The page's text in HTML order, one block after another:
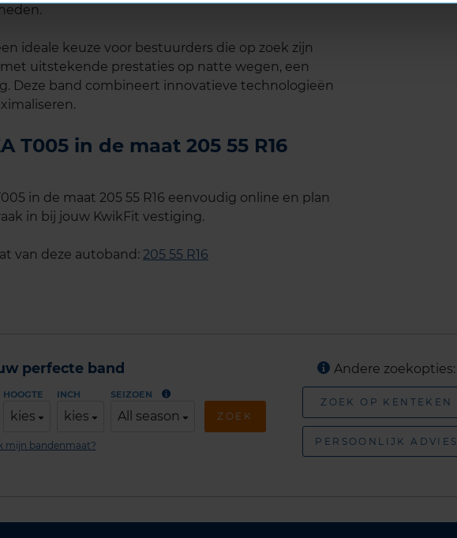
ideale keuze voor bestuurders die op zoek zijn
uitstekende prestaties op natte wegen, een
Deze band combineert innovatieve technologieën
T005 in de maat 205 55 R16
in de maat 205 55 R16 eenvoudig online en plan
in bij jouw KwikFit vestiging.
van deze autoband: 205 55 R16
perfecte band
HOOGTE
kies
INCH
kies
SEIZOEN
All season ZOEK
mijn bandenmaat?
Andere zoekopties:
ZOEK OP KENTEKEN
PERSOONLIJK ADVIES